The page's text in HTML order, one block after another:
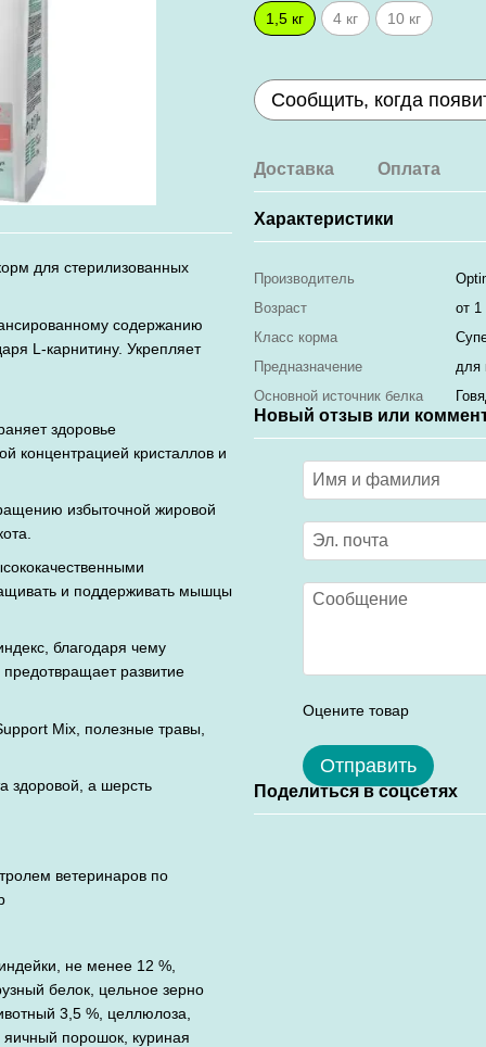
для стерилизованных
содержанию
L-карнитину. Укрепляет
здоровье
концентрацией кристаллов и
избыточной жировой
и поддерживать мышцы
благодаря чему
развитие
Mix, полезные травы,
здоровой, а шерсть
ветеринаров по
не менее 12 %,
белок, цельное зерно
3,5 %, целлюлоза,
порошок, куриная
1,5 кг 4 кг 10 кг
Сообщить, когда
Доставка Оплата
Характеристики
Производитель
Возраст
от 1
Класс корма
Предназначение
для
Основной источник белка
Новый отзыв или
Оцените товар
Отправить
Поделиться в соцсетях